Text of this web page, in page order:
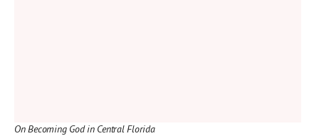
On Becoming God in Central Florida